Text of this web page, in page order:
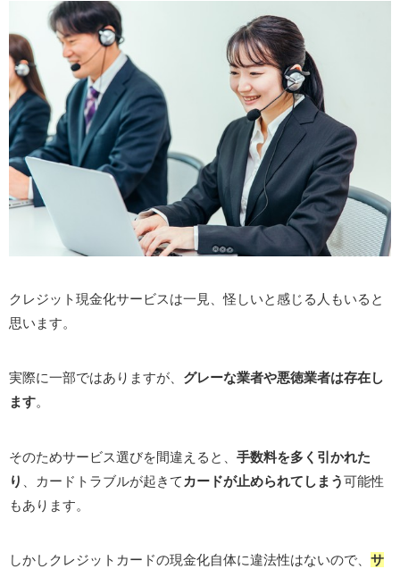
クレジット現金化サービスは一見、怪しいと感じる人もいると
思います。
実際に一部ではありますが、 グレーな業者や悪徳業者は存在し
ます。
そのためサービス選びを間違えると、 手数料を多く引かれた
り
、カードトラブルが起きて カードが止められてしまう可能性
もあります。
しかしクレジットカードの現金化自体に違法性はないので、 サ